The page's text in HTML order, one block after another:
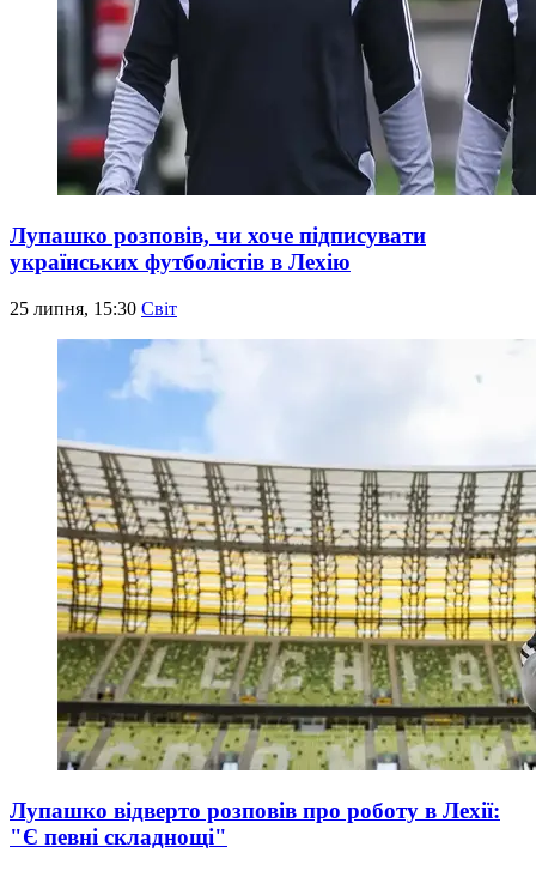
Лупашко розповів, чи хоче підписувати
українських футболістів в Лехію
25 липня, 15:30 Світ
Лупашко відверто розповів про роботу в Лехії:
"Є певні складнощі"